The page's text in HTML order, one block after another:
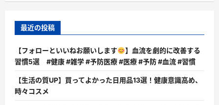
最近の投稿
【フォローといいねお願いします
】血流を劇的に改善する
習慣5選 #健康 #雑学 #予防医療 #医療 #予防 #血流 #習慣
【生活の質UP】買ってよかった日用品13選！健康意識高め、
時々コスメ